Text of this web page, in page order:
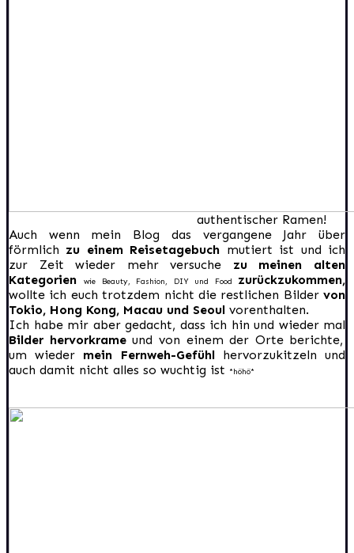
authentischer Ramen!
Auch wenn mein Blog das vergangene Jahr über
förmlich zu einem Reisetagebuch mutiert ist und ich
zur Zeit wieder mehr versuche zu meinen alten
Kategorien
wie Beauty, Fashion, DIY und Food zurückzukommen,
wollte ich euch trotzdem nicht die restlichen Bildervon
Tokio, Hong Kong, Macau und Seoul vorenthalten.
Ich habe mir aber gedacht, dass ich hin und wieder mal
Bilder hervorkrameund von einem der Orte berichte,
um wieder mein Fernweh-Gefühlhervorzukitzeln und
auch damit nicht alles so wuchtig ist *höhö*